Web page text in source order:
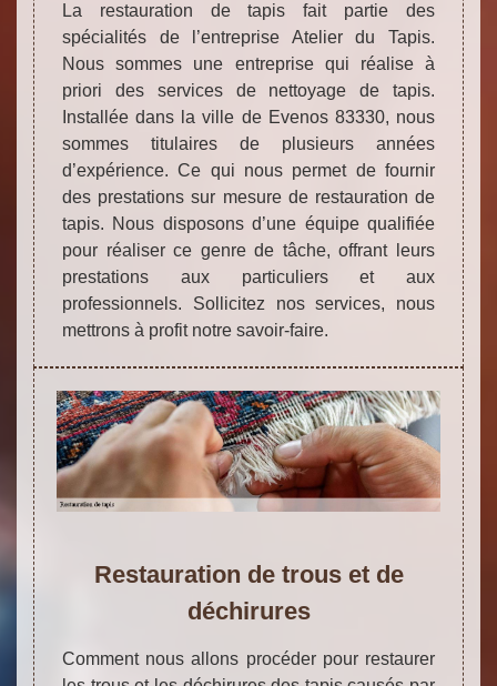
La restauration de tapis fait partie des
spécialités de l’entreprise Atelier du Tapis.
Nous sommes une entreprise qui réalise à
priori des services de nettoyage de tapis.
Installée dans la ville de Evenos 83330, nous
sommes titulaires de plusieurs années
d’expérience. Ce qui nous permet de fournir
des prestations sur mesure de restauration de
tapis. Nous disposons d’une équipe qualifiée
pour réaliser ce genre de tâche, offrant leurs
prestations aux particuliers et aux
professionnels. Sollicitez nos services, nous
mettrons à profit notre savoir-faire.
Restauration de trous et de
déchirures
Comment nous allons procéder pour restaurer